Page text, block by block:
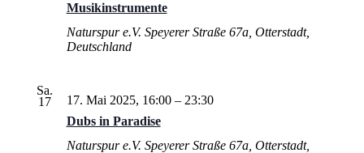
Musikinstrumente
Naturspur e.V. Speyerer Straße 67a, Otterstadt,
Deutschland
Sa.
17
Dubs in Paradise
17. Mai 2025, 16:00– 23:30
Naturspur e.V. Speyerer Straße 67a, Otterstadt,